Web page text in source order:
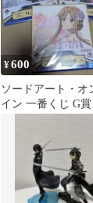
¥600
ソードアート・オ
イン 一番くじ G